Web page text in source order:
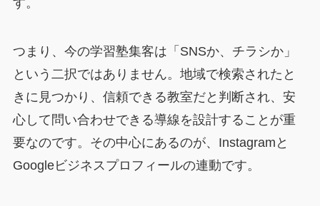
す。
つまり、今の学習塾集客は「SNSか、チラシか」
という二択ではありません。地域で検索されたと
きに見つかり、信頼できる教室だと判断され、安
心して問い合わせできる導線を設計することが重
要なのです。その中心にあるのが、Instagramと
Googleビジネスプロフィールの連動です。